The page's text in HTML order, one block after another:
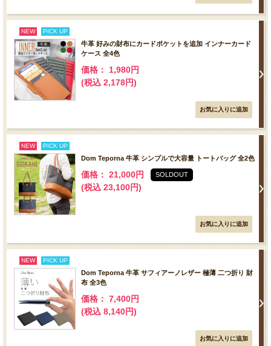
NEW PICK UP
牛革 好みの財布にカードポケットを追加 インナーカード
ケース 全4色
価格： 1,980円
(税込 2,178円)
NEW PICK UP
Dom Teporna 牛革 シンプルで大容量 トートバッグ 全2色
価格： 21,000円
(税込 23,100円)
SOLDOUT
NEW PICK UP
Dom Teporna 牛革 サフィアーノレザー 極薄 二つ折り 財
布 全3色
価格： 7,400円
(税込 8,140円)